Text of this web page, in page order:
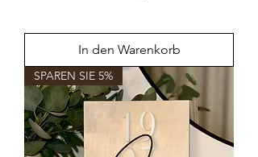
In den Warenkorb
SPAREN SIE 5%